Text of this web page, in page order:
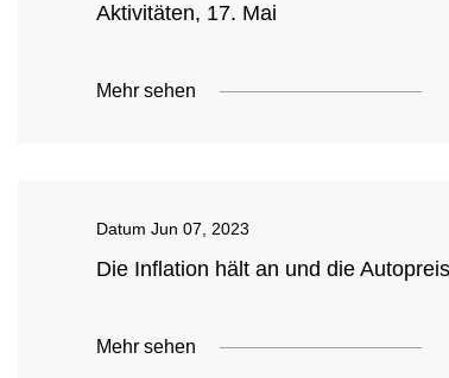
Aktivitäten, 17. Mai
Mehr sehen
Datum Jun 07, 2023
Die Inflation hält an und die
Mehr sehen